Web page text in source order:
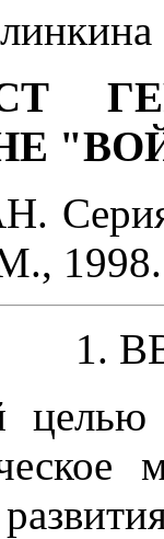
1.
целью